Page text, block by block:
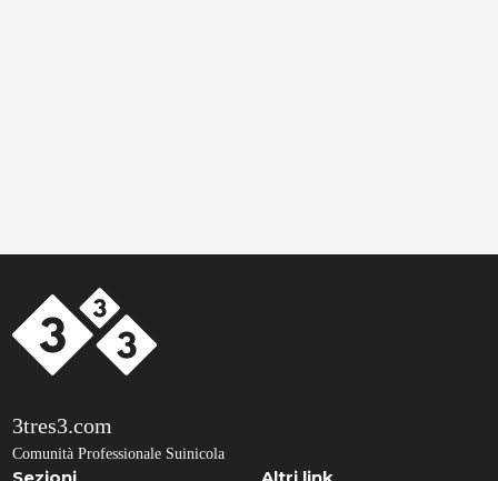
3tres3.com
Comunità Professionale Suinicola